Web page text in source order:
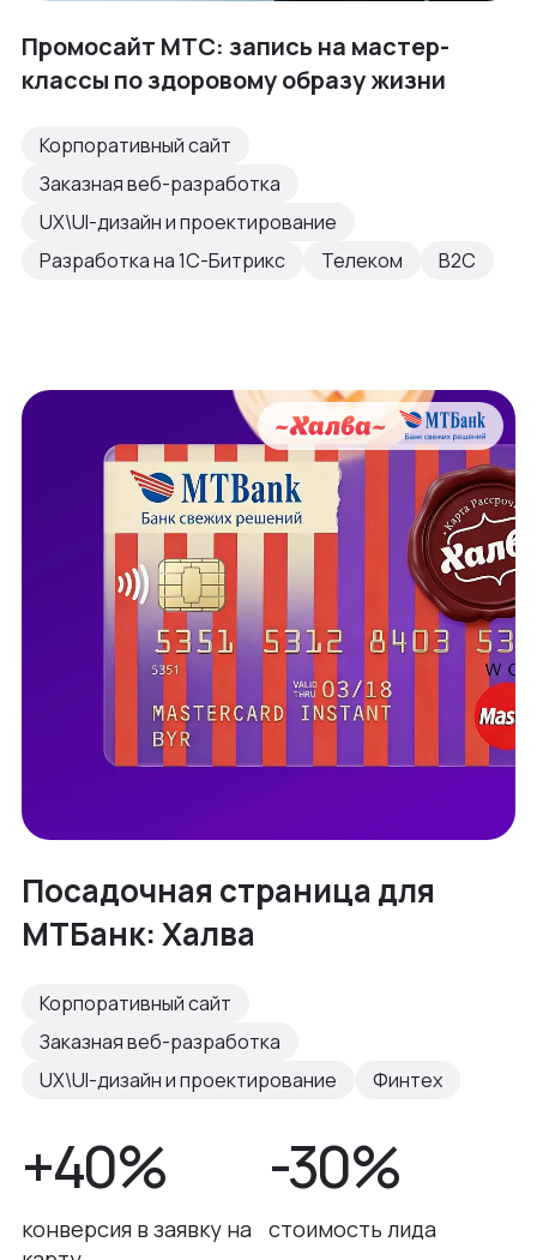
Промосайт МТС: запись на мастер-
классы по здоровому образу жизни
Корпоративный сайт
Заказная веб-разработка
UX\UI-дизайн и проектирование
Разработка на 1С-Битрикс
Телеком B2C
Посадочная страница для
МТБанк: Халва
Корпоративный сайт
Заказная веб-разработка
UX\UI-дизайн и проектирование
Финтех
+40%
конверсия в заявку на
-30%
стоимость лида